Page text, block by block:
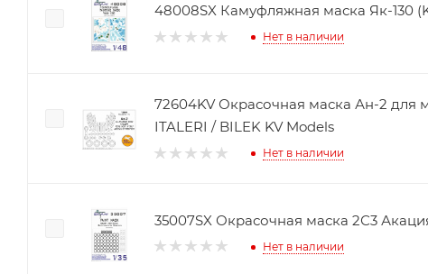
48008SX Камуфляжная маска Як-130
Нет в наличии
72604KV Окрасочная маска Ан-2
ITALERI / BILEK KV Models
Нет в наличии
35007SX Окрасочная маска 2С3
Нет в наличии